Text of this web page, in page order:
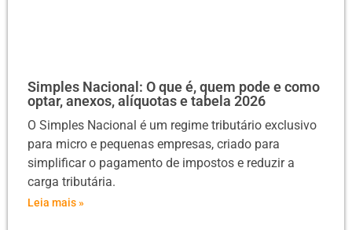
Simples Nacional: O que é, quem pode e como
optar, anexos, alíquotas e tabela 2026
O Simples Nacional é um regime tributário exclusivo
para micro e pequenas empresas, criado para
simplificar o pagamento de impostos e reduzir a
carga tributária.
Leia mais »